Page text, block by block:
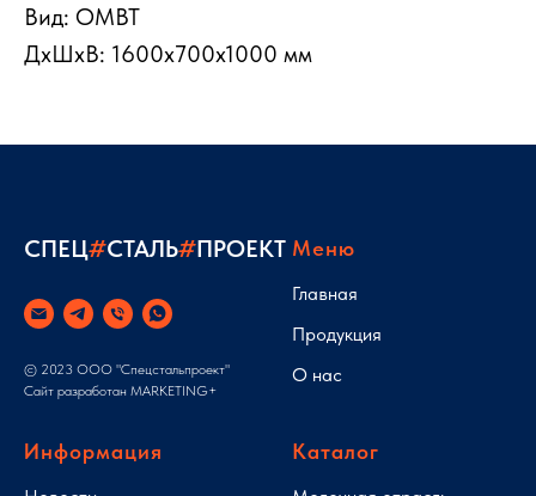
Вид: ОМВТ
ДxШxВ: 1600x700x1000 мм
СПЕЦ#СТАЛЬ#ПРОЕКТ
© 2023 ООО "Спецстальпроект"
Сайт разработан MARKETING+
Меню
Главная
Продукция
О нас
Информация Каталог